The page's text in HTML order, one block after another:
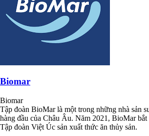
Biomar
Biomar
Tập đoàn BioMar là một trong những nhà sản
hàng đầu của Châu Âu. Năm 2021, BioMar
Tập đoàn Việt Úc sản xuất thức ăn thủy sản.